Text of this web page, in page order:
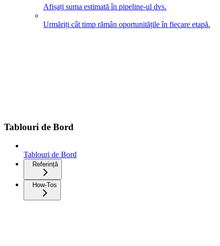
Afișați suma estimată în pipeline-ul dvs.
Urmăriți cât timp rămân oportunitățile în fiecare etapă.
Tablouri de Bord
Tablouri de Bord
Referință
How-Tos